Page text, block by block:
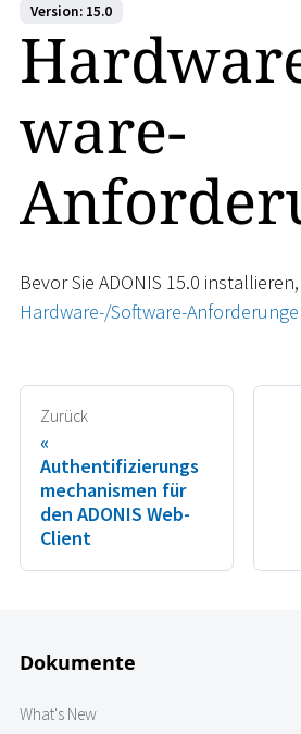
Version: 15.0
ware-
Bevor Sie ADONIS 15.0
Hardware-/Software-
Zurück
Authentifizierungs
mechanismen für
den ADONIS Web-
Client
Dokumente
What's New